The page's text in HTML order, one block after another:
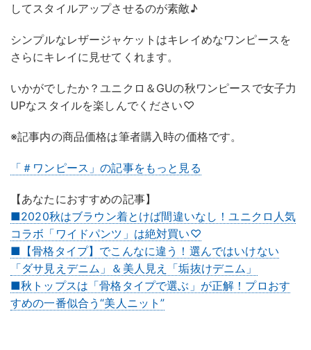
してスタイルアップさせるのが素敵♪
シンプルなレザージャケットはキレイめなワンピースを
さらにキレイに見せてくれます。
いかがでしたか？ユニクロ＆GUの秋ワンピースで女子力
UPなスタイルを楽しんでください♡
※記事内の商品価格は筆者購入時の価格です。
「＃ワンピース」の記事をもっと見る
【あなたにおすすめの記事】
■2020秋はブラウン着とけば間違いなし！ユニクロ人気
コラボ「ワイドパンツ」は絶対買い♡
■【骨格タイプ】でこんなに違う！選んではいけない
「ダサ見えデニム」＆美人見え「垢抜けデニム」
■秋トップスは「骨格タイプで選ぶ」が正解！プロおす
すめの一番似合う“美人ニット”